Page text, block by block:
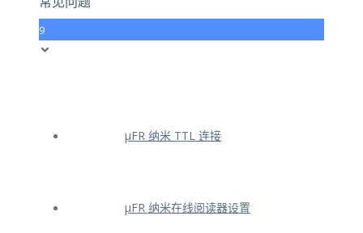
9
μFR 纳米 TTL 连接
μFR 纳米在线阅读器设置